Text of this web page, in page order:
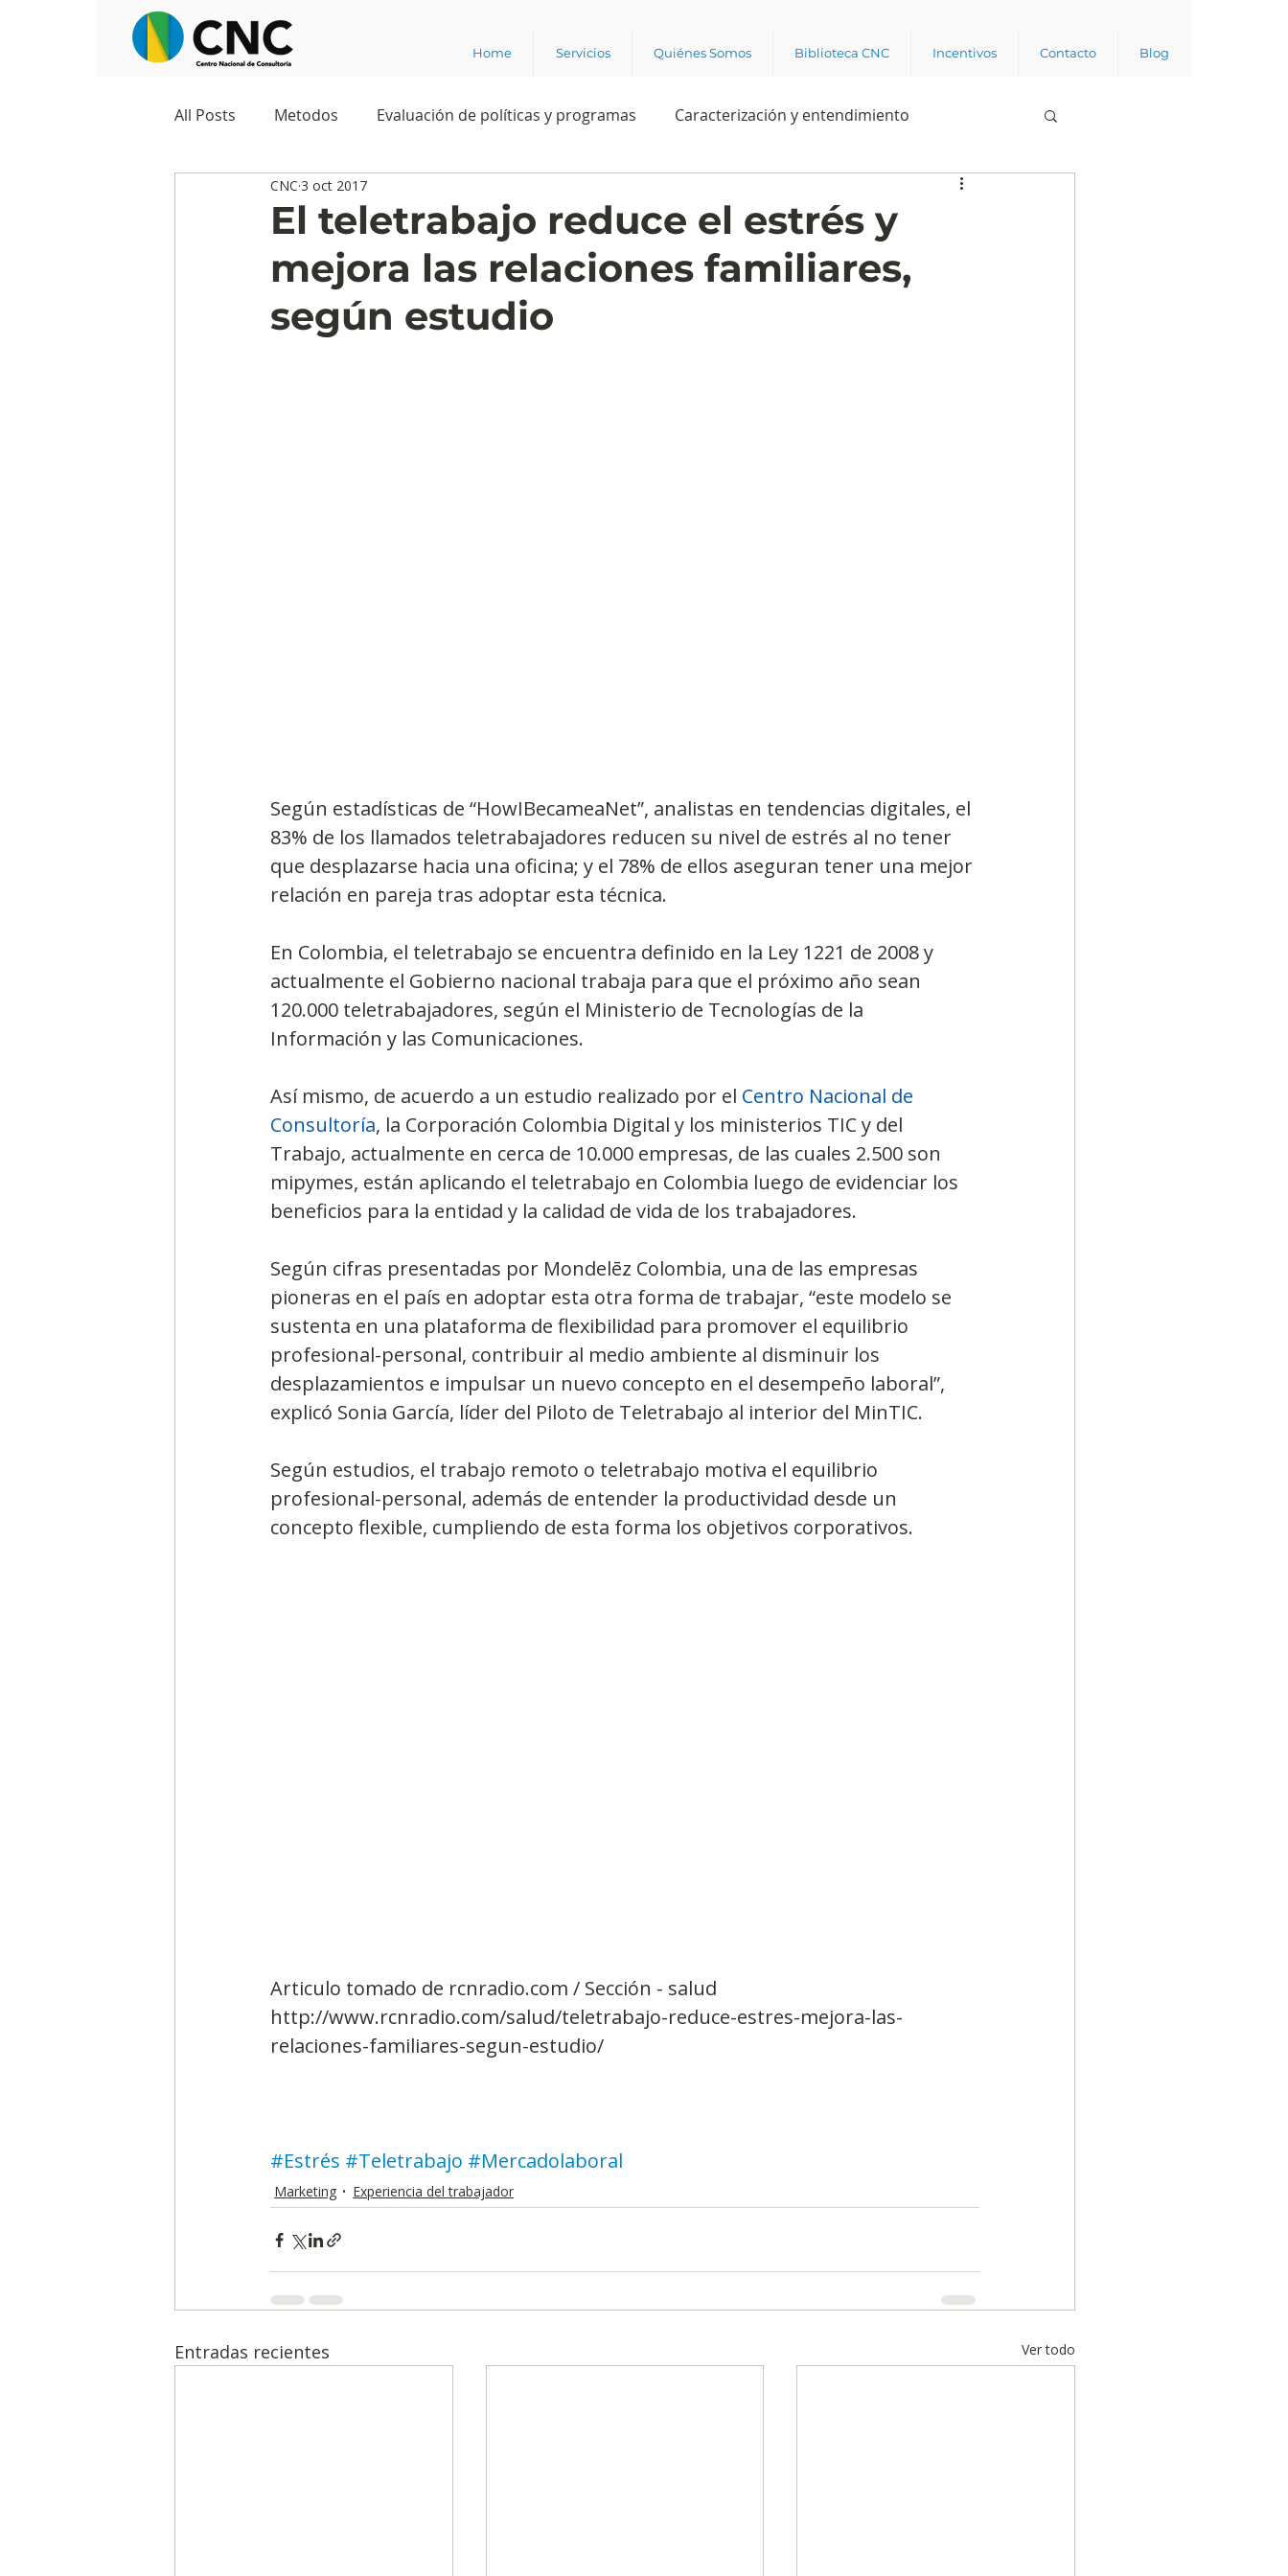
Home Servicios Quiénes Somos Biblioteca CNC Incentivos Contacto Blog
All Posts Metodos Evaluación de políticas y programas Caracterización y entendimiento
Observatorios sociales Business analytics
Predicciones y tendencias Rating Política Intención de voto Consultas de opinión pública
El teletrabajo reduce el estrés y
mejora las relaciones familiares,
según estudio
CNC 3 oct 2017
Según estadísticas de “HowIBecameaNet”, analistas en tendencias digitales, el
83% de los llamados teletrabajadores reducen su nivel de estrés al no tener
que desplazarse hacia una oficina; y el 78% de ellos aseguran tener una mejor
relación en pareja tras adoptar esta técnica.
En Colombia, el teletrabajo se encuentra definido en la Ley 1221 de 2008 y
actualmente el Gobierno nacional trabaja para que el próximo año sean
120.000 teletrabajadores, según el Ministerio de Tecnologías de la
Información y las Comunicaciones.
Así mismo, de acuerdo a un estudio realizado por el Centro Nacional de
Consultoría, la Corporación Colombia Digital y los ministerios TIC y del
Trabajo, actualmente en cerca de 10.000 empresas, de las cuales 2.500 son
mipymes, están aplicando el teletrabajo en Colombia luego de evidenciar los
beneficios para la entidad y la calidad de vida de los trabajadores.
Según cifras presentadas por Mondelēz Colombia, una de las empresas
pioneras en el país en adoptar esta otra forma de trabajar, “este modelo se
sustenta en una plataforma de flexibilidad para promover el equilibrio
profesional-personal, contribuir al medio ambiente al disminuir los
desplazamientos e impulsar un nuevo concepto en el desempeño laboral”,
explicó Sonia García, líder del Piloto de Teletrabajo al interior del MinTIC.
Según estudios, el trabajo remoto o teletrabajo motiva el equilibrio
profesional-personal, además de entender la productividad desde un
concepto flexible, cumpliendo de esta forma los objetivos corporativos.
Articulo tomado de rcnradio.com / Sección - salud
http://www.rcnradio.com/salud/teletrabajo-reduce-estres-mejora-las-
relaciones-familiares-segun-estudio/
#Estrés #Teletrabajo #Mercadolaboral
Marketing Experiencia del trabajador
Entradas recientes Ver todo